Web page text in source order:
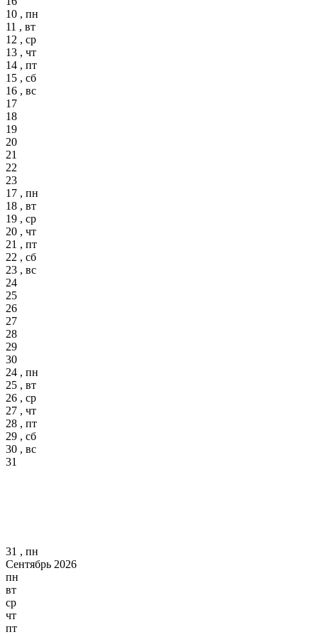
10 , пн
11 , вт
12 , ср
13 , чт
14 , пт
15 , сб
16 , вс
17
18
19
20
21
22
23
17 , пн
18 , вт
19 , ср
20 , чт
21 , пт
22 , сб
23 , вс
24
25
26
27
28
29
30
24 , пн
25 , вт
26 , ср
27 , чт
28 , пт
29 , сб
30 , вс
31
31 , пн
Сентябрь 2026
пн
вт
ср
чт
пт